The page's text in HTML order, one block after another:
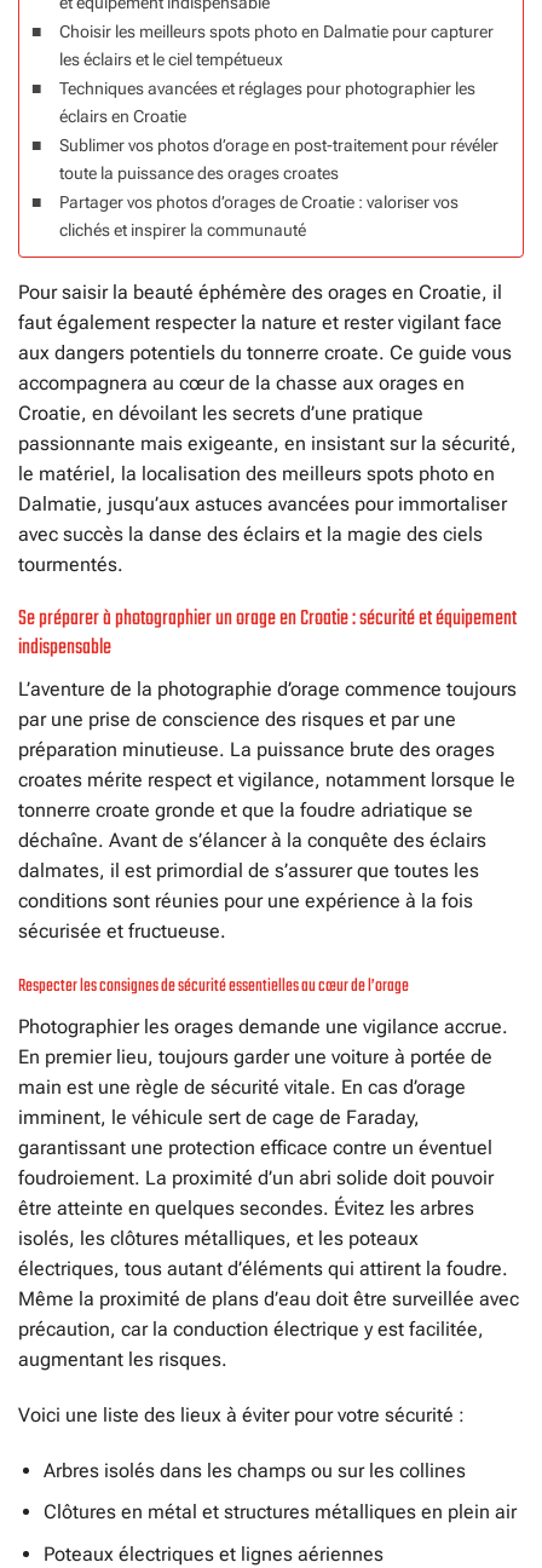
Choisir les meilleurs spots photo en Dalmatie pour capturer
les éclairs et le ciel tempétueux
Techniques avancées et réglages pour photographier les
éclairs en Croatie
Sublimer vos photos d’orage en post-traitement pour révéler
toute la puissance des orages croates
Partager vos photos d’orages de Croatie : valoriser vos
clichés et inspirer la communauté
Pour saisir la beauté éphémère des orages en Croatie, il
faut également respecter la nature et rester vigilant face
aux dangers potentiels du tonnerre croate. Ce guide vous
accompagnera au cœur de la chasse aux orages en
Croatie, en dévoilant les secrets d’une pratique
passionnante mais exigeante, en insistant sur la sécurité,
le matériel, la localisation des meilleurs spots photo en
Dalmatie, jusqu’aux astuces avancées pour immortaliser
avec succès la danse des éclairs et la magie des ciels
tourmentés.
Se préparer à photographier un orage en Croatie : sécurité et équipement
indispensable
L’aventure de la photographie d’orage commence toujours
par une prise de conscience des risques et par une
préparation minutieuse. La puissance brute des orages
croates mérite respect et vigilance, notamment lorsque le
tonnerre croate gronde et que la foudre adriatique se
déchaîne. Avant de s’élancer à la conquête des éclairs
dalmates, il est primordial de s’assurer que toutes les
conditions sont réunies pour une expérience à la fois
sécurisée et fructueuse.
Respecter les consignes de sécurité essentielles au cœur de l’orage
Photographier les orages demande une vigilance accrue.
En premier lieu, toujours garder une voiture à portée de
main est une règle de sécurité vitale. En cas d’orage
imminent, le véhicule sert de cage de Faraday,
garantissant une protection efficace contre un éventuel
foudroiement. La proximité d’un abri solide doit pouvoir
être atteinte en quelques secondes. Évitez les arbres
isolés, les clôtures métalliques, et les poteaux
électriques, tous autant d’éléments qui attirent la foudre.
Même la proximité de plans d’eau doit être surveillée avec
précaution, car la conduction électrique y est facilitée,
augmentant les risques.
Voici une liste des lieux à éviter pour votre sécurité :
Arbres isolés dans les champs ou sur les collines
Clôtures en métal et structures métalliques en plein air
Poteaux électriques et lignes aériennes